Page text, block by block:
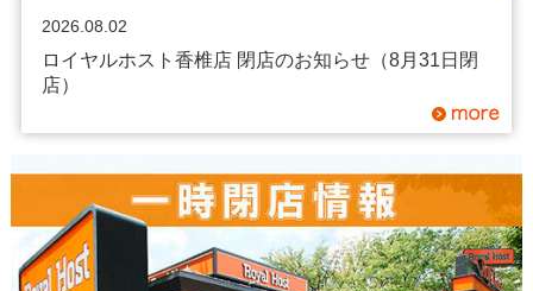
2026.08.02
ロイヤルホスト香椎店 閉店のお知らせ（8月31日閉
店）